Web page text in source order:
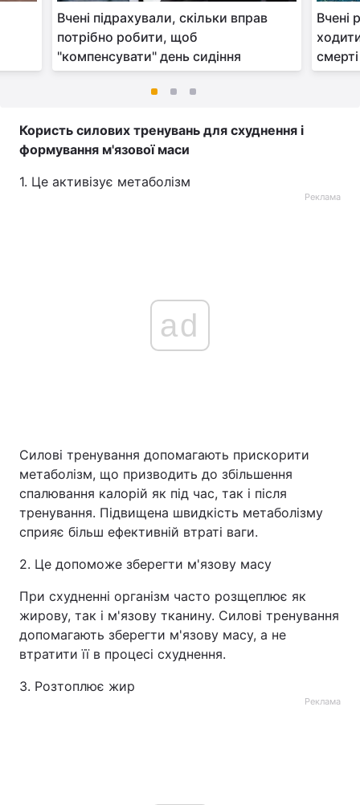
Вчені підрахували, скільки вправ
потрібно робити, щоб
"компенсувати" день сидіння
Вчені
смерті
Користь силових тренувань для схуднення і
формування м'язової маси
1. Це активізує метаболізм
Реклама
ad
Силові тренування допомагають прискорити
метаболізм, що призводить до збільшення
спалювання калорій як під час, так і після
тренування. Підвищена швидкість метаболізму
сприяє більш ефективній втраті ваги.
2. Це допоможе зберегти м'язову масу
При схудненні організм часто розщеплює як
жирову, так і м'язову тканину. Силові тренування
допомагають зберегти м'язову масу, а не
втратити її в процесі схуднення.
3. Розтоплює жир
Реклама